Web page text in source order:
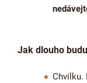
Jak dlouho
Chvilku.